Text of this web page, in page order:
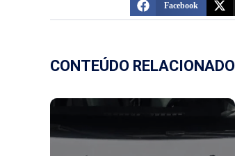
Facebook
CONTEÚDO RELACIONADO